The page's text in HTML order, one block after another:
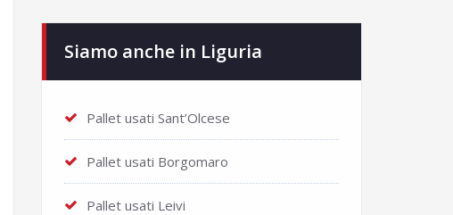
Siamo anche in Liguria
Pallet usati Sant’Olcese
Pallet usati Borgomaro
Pallet usati Leivi